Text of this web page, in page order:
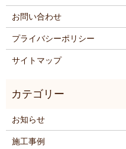
お問い合わせ
プライバシーポリシー
サイトマップ
お知らせ
施工事例